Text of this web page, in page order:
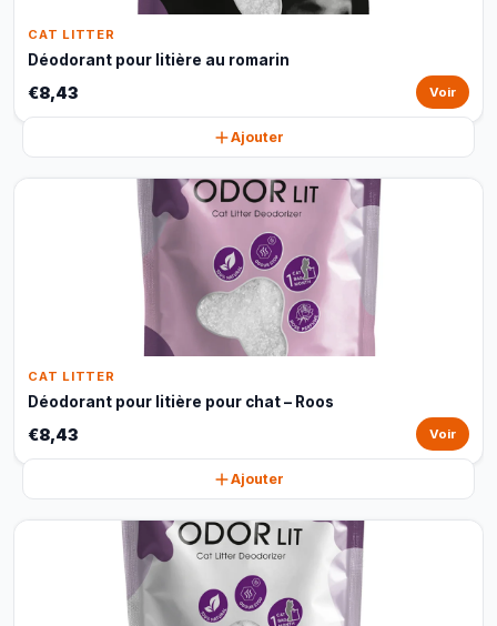
CAT LITTER
Déodorant pour litière au romarin
€8,43 Voir
Ajouter
CAT LITTER
Déodorant pour litière pour chat – Roos
€8,43 Voir
Ajouter